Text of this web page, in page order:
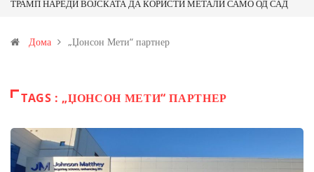
ТРАМП НАРЕДИ ВОЈСКАТА ДА КОРИСТИ МЕТАЛИ САМО ОД САД
Иловица и со антимонот?
Дома „Џонсон Мети“ партнер
TAGS : „ЏОНСОН МЕТИ“ ПАРТНЕР